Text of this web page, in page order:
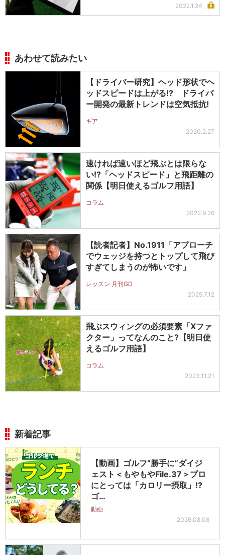
2022.1.24
あわせて読みたい
【ドライバー研究】ヘッド形状でヘ
ッドスピードは上がる!? ドライバ
ー開発の最新トレンドは空気抵抗!
ギア
2020.2.27
速ければ速いほど飛ぶとは限らな
い!?「ヘッドスピード」と飛距離の
関係【明日使えるゴルフ用語】
コラム
2022.9.26
【読者記者】No.1911「アプローチ
でウェッジを持つとトップして飛び
すぎてしまうのが怖いです」
レッスン 月刊GD
2025.7.12
飛ぶスウィングの必須要素「Xファ
クター」ってなんのこと?【明日使
えるゴルフ用語】
コラム
2023.11.21
新着記事
【動画】ゴルフ“勝手に”ダイジ
ェスト＜もやもやFile.37＞プロ
にとっては「カロリー摂取」!?
ゴ…
動画
2026.08.08